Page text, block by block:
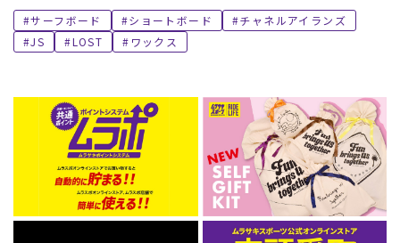
ムラサキスポーツ 公式アプリ
ポイント・クーポンもこのアプリで！
サーフボード ショートボード
チャネルアイランズ
JS
LOST ワックス